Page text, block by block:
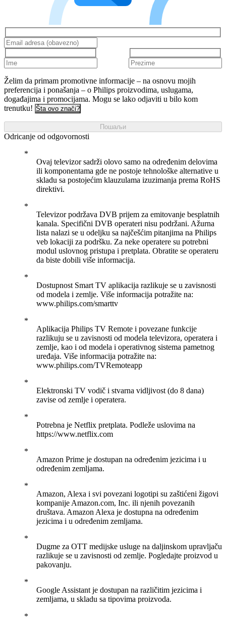
Želim da primam promotivne informacije – na osnovu mojih
preferencija i ponašanja – o Philips proizvodima, uslugama,
događajima i promocijama. Mogu se lako odjaviti u bilo kom
trenutku! Šta ovo znači?
Пошаљи
Odricanje od odgovornosti
Ovaj televizor sadrži olovo samo na određenim delovima
ili komponentama gde ne postoje tehnološke alternative u
skladu sa postojećim klauzulama izuzimanja prema RoHS
direktivi.
Televizor podržava DVB prijem za emitovanje besplatnih
kanala. Specifični DVB operateri nisu podržani. Ažurna
lista nalazi se u odeljku sa najčešćim pitanjima na Philips
veb lokaciji za podršku. Za neke operatere su potrebni
modul uslovnog pristupa i pretplata. Obratite se operateru
da biste dobili više informacija.
Dostupnost Smart TV aplikacija razlikuje se u zavisnosti
od modela i zemlje. Više informacija potražite na:
www.philips.com/smarttv
Aplikacija Philips TV Remote i povezane funkcije
razlikuju se u zavisnosti od modela televizora, operatera i
zemlje, kao i od modela i operativnog sistema pametnog
uređaja. Više informacija potražite na:
www.philips.com/TVRemoteapp
Elektronski TV vodič i stvarna vidljivost (do 8 dana)
zavise od zemlje i operatera.
Potrebna je Netflix pretplata. Podleže uslovima na
https://www.netflix.com
Amazon Prime je dostupan na određenim jezicima i u
određenim zemljama.
Amazon, Alexa i svi povezani logotipi su zaštićeni žigovi
kompanije Amazon.com, Inc. ili njenih povezanih
društava. Amazon Alexa je dostupna na određenim
jezicima i u određenim zemljama.
Dugme za OTT medijske usluge na daljinskom upravljaču
razlikuje se u zavisnosti od zemlje. Pogledajte proizvod u
pakovanju.
Google Assistant je dostupan na različitim jezicima i
zemljama, u skladu sa tipovima proizvoda.